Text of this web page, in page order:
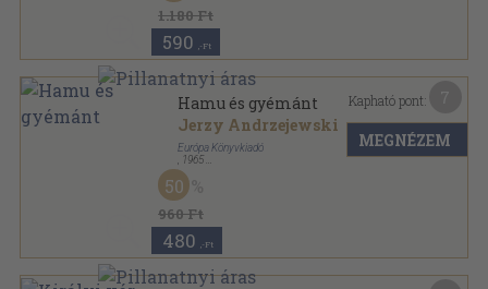
1.180 Ft
590 ,-Ft
Hamu és gyémánt
Jerzy Andrzejewski
Európa Könyvkiadó
1965
Vászon
Milliók könyve sorozat
960 Ft
50
480 ,-Ft
Kapható pont:
MEGNÉZEM